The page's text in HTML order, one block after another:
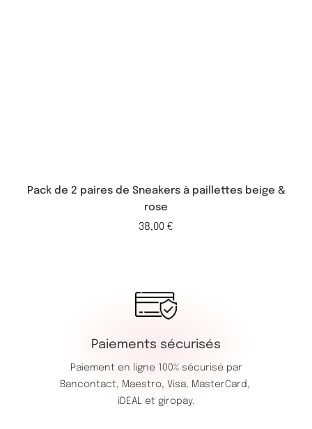
Pack de 2 paires de Sneakers à paillettes beige &
rose
38,00 €
Paiements sécurisés
Paiement en ligne 100% sécurisé par
Bancontact, Maestro, Visa, MasterCard,
iDEAL et giropay.